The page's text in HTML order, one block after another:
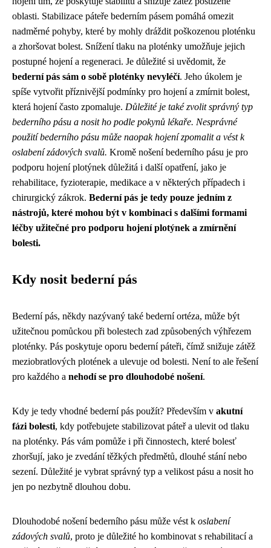
oblasti. Stabilizace páteře bederním pásem pomáhá omezit
nadměrné pohyby, které by mohly dráždit poškozenou ploténku
a zhoršovat bolest. Snížení tlaku na ploténky umožňuje jejich
postupné hojení a regeneraci. Je důležité si uvědomit, že
bederní pás sám o sobě ploténky nevyléčí. Jeho úkolem je
spíše vytvořit příznivější podmínky pro hojení a zmírnit bolest,
která hojení často zpomaluje. Důležité je také zvolit správný typ
bederního pásu a nosit ho podle pokynů lékaře. Nesprávné
použití bederního pásu může naopak hojení zpomalit a vést k
oslabení zádových svalů. Kromě nošení bederního pásu je pro
podporu hojení plotýnek důležitá i další opatření, jako je
rehabilitace, fyzioterapie, medikace a v některých případech i
chirurgický zákrok. Bederní pás je tedy pouze jedním z
nástrojů, které mohou být v kombinaci s dalšími formami
léčby užitečné pro podporu hojení plotýnek a zmírnění
bolesti.
Kdy nosit bederní pás
Bederní pás, někdy nazývaný také bederní ortéza, může být
užitečnou pomůckou při bolestech zad způsobených výhřezem
ploténky. Pás poskytuje oporu bederní páteři, čímž snižuje zátěž
meziobratlových plotének a ulevuje od bolesti. Není to ale řešení
pro každého a nehodí se pro dlouhodobé nošení.
Kdy je tedy vhodné bederní pás použít? Především v akutní
fázi bolesti, kdy potřebujete stabilizovat páteř a ulevit od tlaku
na ploténky. Pás vám pomůže i při činnostech, které bolesť
zhoršují, jako je zvedání těžkých předmětů, dlouhé stání nebo
sezení. Důležité je vybrat správný typ a velikost pásu a nosit ho
jen po nezbytně dlouhou dobu.
Dlouhodobé nošení bederního pásu může vést k oslabení
zádových svalů, proto je důležité ho kombinovat s rehabilitací a